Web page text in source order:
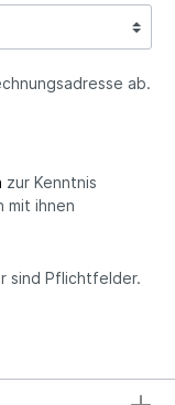
ab.
zur Kenntnis
mit ihnen
sind Pflichtfelder.